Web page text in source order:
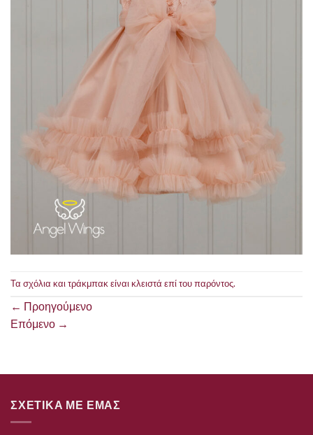
Τα σχόλια και τράκμπακ είναι κλειστά επί του παρόντος.
← Προηγούμενο
Επόμενο →
ΣΧΕΤΙΚΑ ΜΕ ΕΜΑΣ